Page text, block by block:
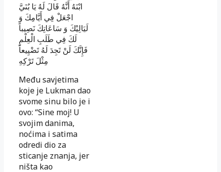
ابْنَهُ أَنَّهُ قَالَ لَهُ يَا بُنَيَّ
اجْعَلْ فِي أَيَّامِكَ وَ
لَيَالِيْكَ وَ سَاعَاتِكَ نَصِيباً
لَكَ فِي طَلَبِ الْعِلْمِ
فَإِنَّكَ لَنْ تَجِدَ لَهُ تَضْيِيعاً
مِثْلَ تَرْكِهِ
Među savjetima
koje je Lukman dao
svome sinu bilo je i
ovo: “Sine moj! U
svojim danima,
noćima i satima
odredi dio za
sticanje znanja, jer
ništa kao